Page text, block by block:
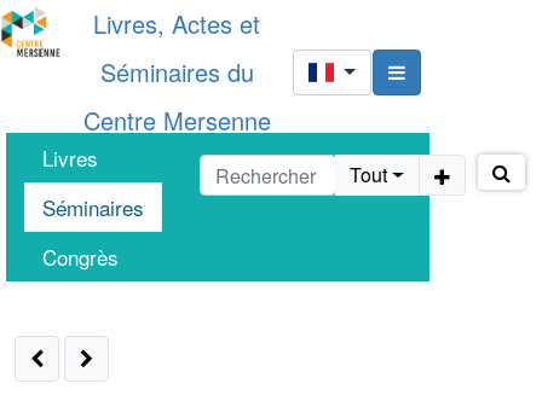
Livres, Actes et
Séminaires du
Centre Mersenne
Livres
Séminaires
Congrès
Tout